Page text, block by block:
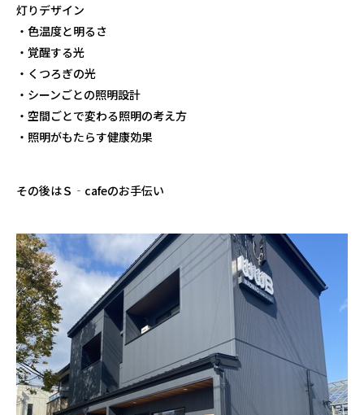
灯りデザイン
・色温度と明るさ
・覚醒する光
・くつろぎの光
・シーンごとの照明設計
・空間ごとで変わる照明の考え方
・照明がもたらす健康効果
その後はＳ‐cafeのお手伝い